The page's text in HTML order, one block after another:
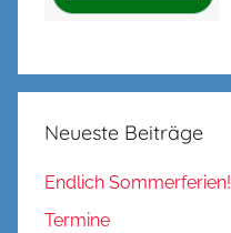
Neueste Beiträge
Endlich Sommerferien!
Termine